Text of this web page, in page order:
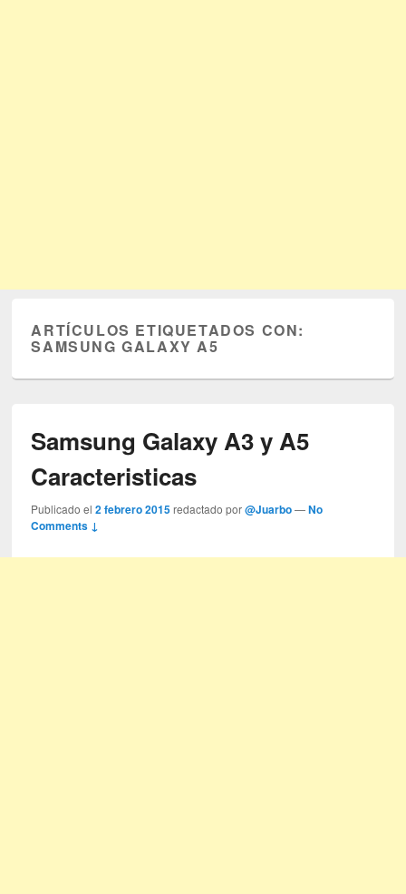
ARTÍCULOS ETIQUETADOS CON:
SAMSUNG GALAXY A5
Samsung Galaxy A3 y A5
Caracteristicas
Publicado el2 febrero 2015 redactado por@Juarbo —No
Comments ↓